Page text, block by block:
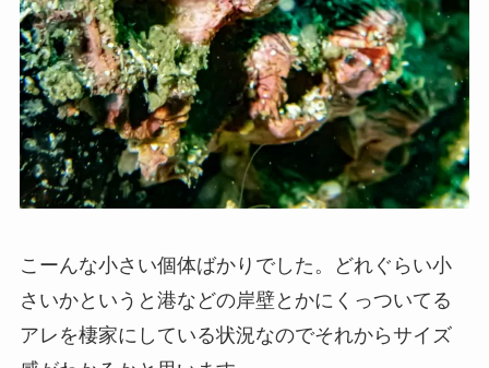
こーんな小さい個体ばかりでした。どれぐらい小
さいかというと港などの岸壁とかにくっついてる
アレを棲家にしている状況なのでそれからサイズ